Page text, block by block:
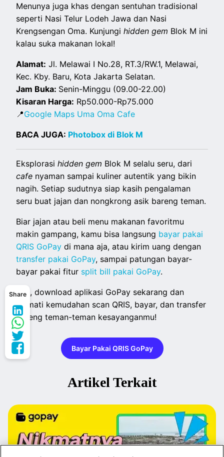
Share
Menunya juga khas dengan sentuhan tradisional
seperti Nasi Telur Lodeh Jawa dan Nasi
Krengsengan Oma. Kunjungihidden gem Blok M ini
kalau suka makanan lokal!
Alamat: Jl. Melawai I No.28, RT.3/RW.1, Melawai,
Kec. Kby. Baru, Kota Jakarta Selatan.
Jam Buka: Senin-Minggu (09.00-22.00)
Kisaran Harga: Rp50.000-Rp75.000
📍Google Maps Uma Oma Cafe
BACA JUGA: Photobox di Blok M
Eksplorasihidden gem Blok M selalu seru, dari
cafe nyaman sampai kuliner autentik yang bikin
nagih. Setiap sudutnya siap kasih pengalaman
seru buat jajan dan nongkrong asik bareng teman.
Biar jajan atau beli menu makanan favoritmu
makin gampang, kamu bisa langsung bayar pakai
QRIS GoPay di mana aja, atau kirim uang dengan
transfer pakai GoPay, sampai patungan bayar-
bayar pakai fitur split bill pakai GoPay.
Yuk, download aplikasi GoPay sekarang dan
nikmati kemudahan scan QRIS, bayar, dan transfer
bareng teman-teman kesayanganmu!
Bayar Pakai QRIS GoPay
Artikel Terkait